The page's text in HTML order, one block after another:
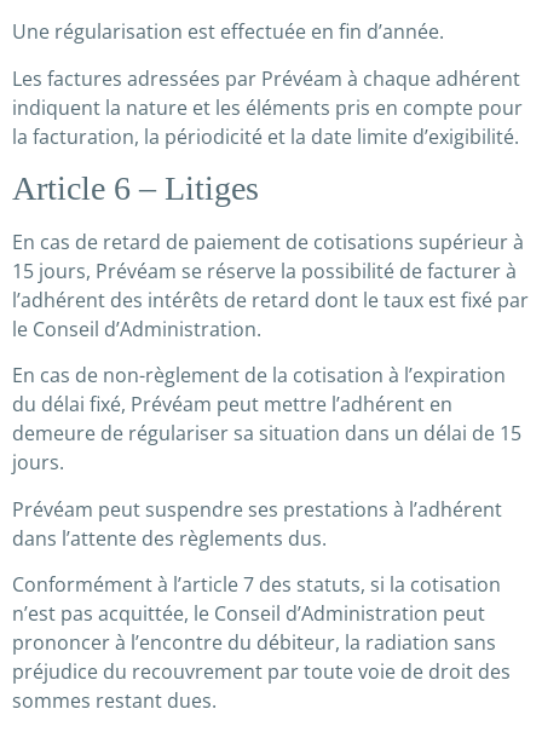
Une régularisation est effectuée en fin d’année.
Les factures adressées par Prévéam à chaque adhérent
indiquent la nature et les éléments pris en compte pour
la facturation, la périodicité et la date limite d’exigibilité.
Article 6 – Litiges
En cas de retard de paiement de cotisations supérieur à
15 jours, Prévéam se réserve la possibilité de facturer à
l’adhérent des intérêts de retard dont le taux est fixé par
le Conseil d’Administration.
En cas de non-règlement de la cotisation à l’expiration
du délai fixé, Prévéam peut mettre l’adhérent en
demeure de régulariser sa situation dans un délai de 15
jours.
Prévéam peut suspendre ses prestations à l’adhérent
dans l’attente des règlements dus.
Conformément à l’article 7 des statuts, si la cotisation
n’est pas acquittée, le Conseil d’Administration peut
prononcer à l’encontre du débiteur, la radiation sans
préjudice du recouvrement par toute voie de droit des
sommes restant dues.